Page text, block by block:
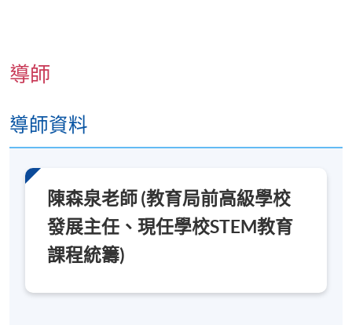
報名代碼
日期 / 時間
在電腦室及工作室上課
修業期
3 講
地點
導師
導師資料
陳森泉老師 (教育局前高級學校
發展主任、現任學校STEM教育
課程統籌)